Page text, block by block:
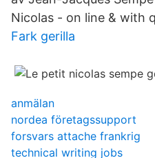
Nicolas - on line & with
Fark gerilla
anmälan
nordea företagssupport
forsvars attache frankrig
technical writing jobs